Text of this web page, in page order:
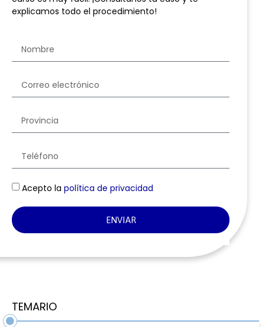
explicamos todo el procedimiento!
Acepto la política de privacidad
ENVIAR
TEMARIO